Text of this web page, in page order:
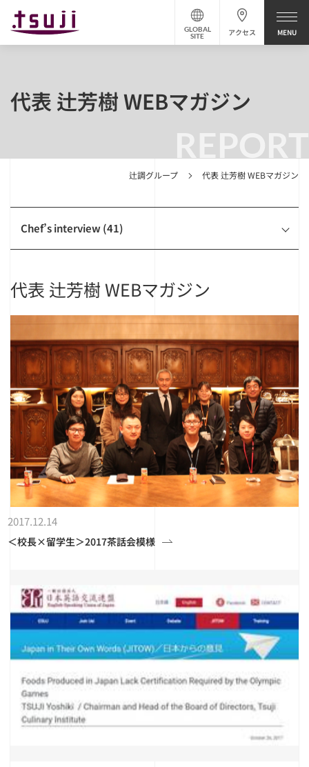
アクセス
GLOBAL
SITE
REPORT
辻調グループ 代表 辻芳樹 WEBマガジン
代表 辻芳樹 WEBマガジン
Chef’s interview (41)
代表 辻芳樹 WEBマガジン
2017.12.14
＜校長×留学生＞2017茶話会模様